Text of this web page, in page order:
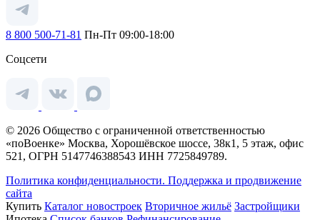
8 800 500-71-81 Пн-Пт 09:00-18:00
Соцсети
© 2026 Общество с ограниченной ответственностью
«поВоенке» Москва, Хорошёвское шоссе, 38к1, 5 этаж, офис
521, ОГРН 5147746388543 ИНН 7725849789.
Политика конфиденциальности. Поддержка и продвижение
сайта
Купить Каталог новостроек Вторичное жильё Застройщики